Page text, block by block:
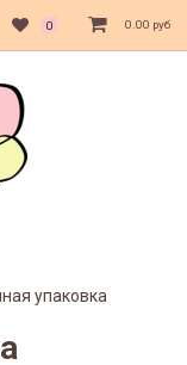
0 0.00 руб
упаковка